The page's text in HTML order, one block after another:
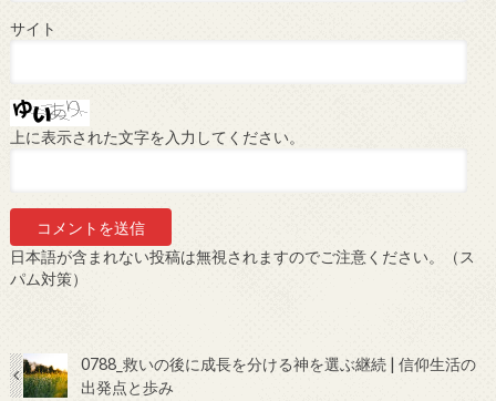
サイト
上に表示された文字を入力してください。
日本語が含まれない投稿は無視されますのでご注意ください。（ス
パム対策）
0788_救いの後に成長を分ける神を選ぶ継続 | 信仰生活の
出発点と歩み